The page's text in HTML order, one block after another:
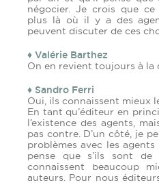
négocier. Je crois que
plus là où il y a des
peuvent discuter de ces
♦ Valérie Barthez
On en revient toujours à la
♦ Sandro Ferri
Oui, ils connaissent mieux
En tant qu’éditeur en
l’existence des agents,
pas contre. D’un côté, je
problèmes avec les
pense que s’ils sont de
connaissent beaucoup
auteurs. Pour nous